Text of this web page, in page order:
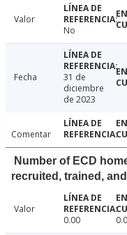
Valor
No
Fecha
31 de
diciembre
de 2023
Comentar
Number of ECD
recruited, trained,
Valor
0.00